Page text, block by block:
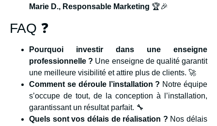
Marie D., Responsable Marketing 🏆🎉
FAQ ❓
Pourquoi investir dans une enseigne
professionnelle ? Une enseigne de qualité garantit
une meilleure visibilité et attire plus de clients. 🚀
Comment se déroule l’installation ? Notre équipe
s’occupe de tout, de la conception à l’installation,
garantissant un résultat parfait. 🔧
Quels sont vos délais de réalisation ? Nos délais